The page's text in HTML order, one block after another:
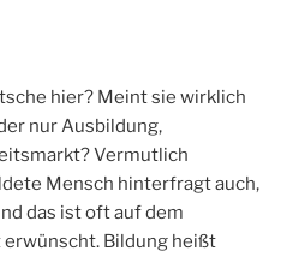
hier? Meint sie wirklich
nur Ausbildung,
Vermutlich
Mensch hinterfragt auch,
das ist oft auf dem
Bildung heißt